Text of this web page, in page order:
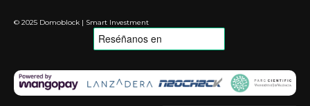
© 2025 Domoblock | Smart Investment